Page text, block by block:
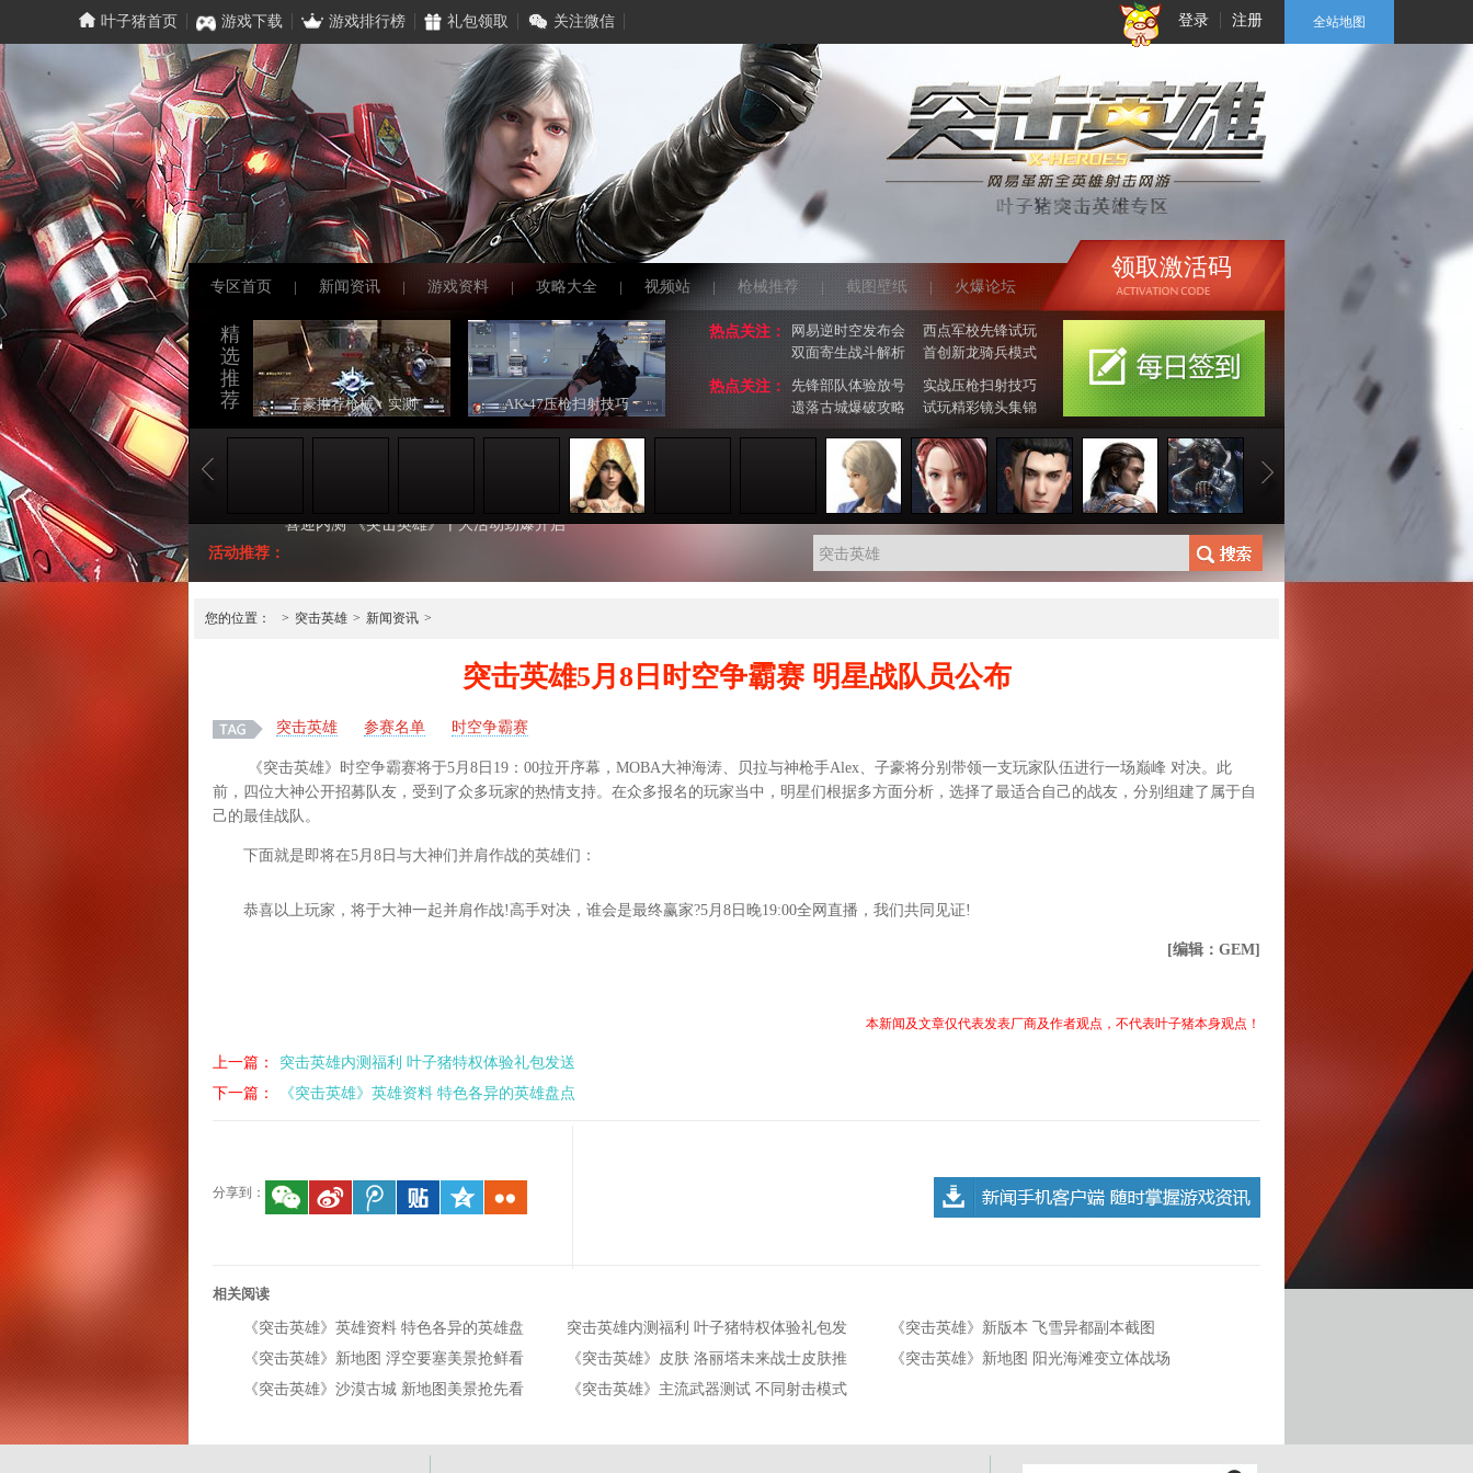
叶子猪首页 游戏下载 游戏排行榜 礼包领取 关注微信 登录 注册 全站地图
专区首页 | 新闻资讯 | 游戏资料 | 攻略大全 | 视频站 | 枪械推荐 | 截图壁纸 | 火爆论坛
领取激活码
精
选
推
荐
子豪推荐枪械：实测 AK-47压枪扫射技巧
热点关注： 网易逆时空发布会
西点军校先锋试玩
双面寄生战斗解析
首创新龙骑兵模式
热点关注： 先锋部队体验放号
实战压枪扫射技巧
遗落古城爆破攻略
试玩精彩镜头集锦
活动推荐：
喜迎内测 《突击英雄》十大活动劲爆开启
您的位置： > 突击英雄 > 新闻资讯 >
突击英雄5月8日时空争霸赛 明星战队员公布
突击英雄 参赛名单 时空争霸赛
《突击英雄》时空争霸赛将于5月8日19：00拉开序幕，MOBA大神海涛、贝拉与神枪手Alex、子豪将分别带领一支玩家队伍进行一场巅峰 对决。此
前，四位大神公开招募队友，受到了众多玩家的热情支持。在众多报名的玩家当中，明星们根据多方面分析，选择了最适合自己的战友，分别组建了属于自
己的最佳战队。
下面就是即将在5月8日与大神们并肩作战的英雄们：
恭喜以上玩家，将于大神一起并肩作战!高手对决，谁会是最终赢家?5月8日晚19:00全网直播，我们共同见证!
[编辑：GEM]
本新闻及文章仅代表发表厂商及作者观点，不代表叶子猪本身观点！
上一篇：
突击英雄内测福利 叶子猪特权体验礼包发送
下一篇：
《突击英雄》英雄资料 特色各异的英雄盘点
分享到：
相关阅读
《突击英雄》英雄资料 特色各异的英雄盘
点
突击英雄内测福利 叶子猪特权体验礼包发
送
《突击英雄》新版本 飞雪异都副本截图
《突击英雄》新地图 浮空要塞美景抢鲜看
《突击英雄》皮肤 洛丽塔未来战士皮肤推
荐
《突击英雄》新地图 阳光海滩变立体战场
《突击英雄》沙漠古城 新地图美景抢先看
《突击英雄》主流武器测试 不同射击模式